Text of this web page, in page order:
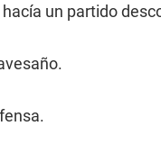
un partido